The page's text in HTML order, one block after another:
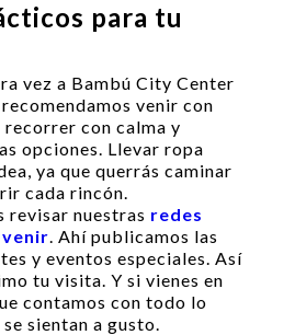
para tu
vez a Bambú City Center
venir con
con calma y
opciones. Llevar ropa
ya que querrás caminar
cada rincón.
revisar nuestras redes
venir. Ahí publicamos las
y eventos especiales. Así
tu visita. Y si vienes en
contamos con todo lo
sientan a gusto.